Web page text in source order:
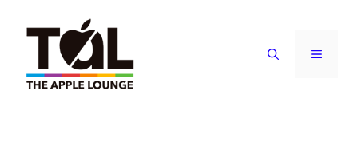
contenuto
MENU